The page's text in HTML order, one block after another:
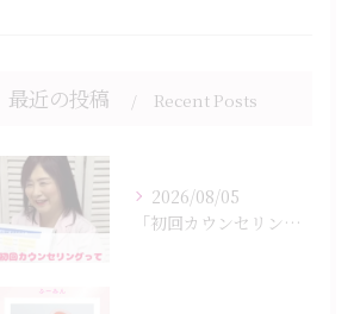
最近の投稿 Recent Posts
2026/08/05
「初回カウンセリングでは何をするの？」